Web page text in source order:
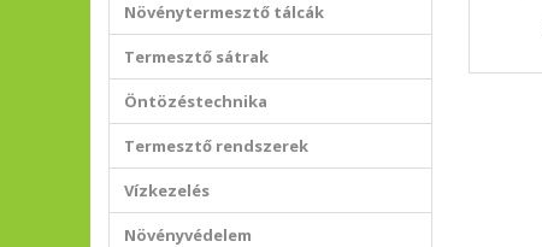
Növénytermesztő tálcák
Termesztő sátrak
Öntözéstechnika
Termesztő rendszerek
Vízkezelés
Növényvédelem